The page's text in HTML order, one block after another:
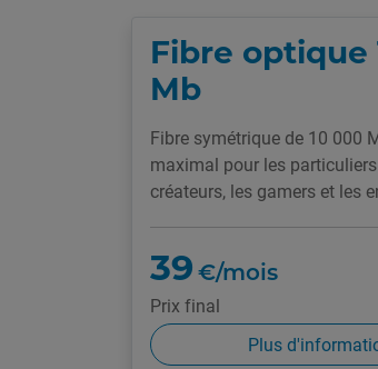
Fibre optique
Mb
Fibre symétrique de 10 000
maximal pour les
créateurs, les gamers et les
39 €/mois
Prix final
Plus